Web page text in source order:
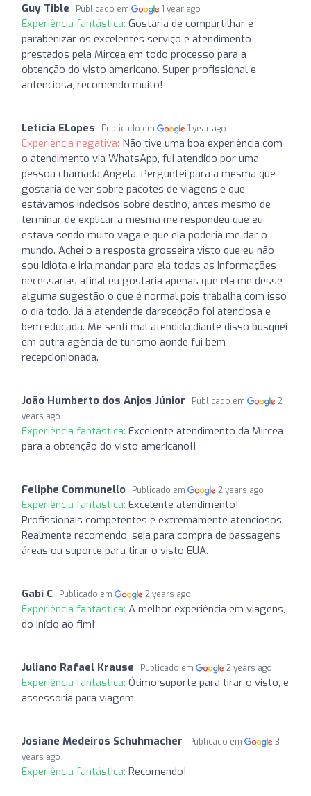
Guy Tible Publicado em 1 year ago
Experiência fantástica: Gostaria de compartilhar e
parabenizar os excelentes serviço e atendimento
prestados pela Mircea em todo processo para a
obtenção do visto americano. Super profissional e
antenciosa, recomendo muito!
Leticia ELopes Publicado em 1 year ago
Experiência negativa: Não tive uma boa experiência com
o atendimento via WhatsApp, fui atendido por uma
pessoa chamada Angela. Perguntei para a mesma que
gostaria de ver sobre pacotes de viagens e que
estávamos indecisos sobre destino, antes mesmo de
terminar de explicar a mesma me respondeu que eu
estava sendo muito vaga e que ela poderia me dar o
mundo. Achei o a resposta grosseira visto que eu não
sou idiota e iria mandar para ela todas as informações
necessarias afinal eu gostaria apenas que ela me desse
alguma sugestão o que é normal pois trabalha com isso
o dia todo. Já a atendende darecepção foi atenciosa e
bem educada. Me senti mal atendida diante disso busquei
em outra agência de turismo aonde fui bem
recepcionionada.
João Humberto dos Anjos Júnior Publicado em
2
years ago
Experiência fantástica: Excelente atendimento da Mircea
para a obtenção do visto americano!!
Feliphe Communello Publicado em 2 years ago
Experiência fantástica: Excelente atendimento!
Profissionais competentes e extremamente atenciosos.
Realmente recomendo, seja para compra de passagens
áreas ou suporte para tirar o visto EUA.
Gabi C Publicado em 2 years ago
Experiência fantástica: A melhor experiência em viagens,
do início ao fim!
Juliano Rafael Krause Publicado em 2 years ago
Experiência fantástica: Ótimo suporte para tirar o visto, e
assessoria para viagem.
Josiane Medeiros Schuhmacher Publicado em
3
years ago
Experiência fantástica: Recomendo!